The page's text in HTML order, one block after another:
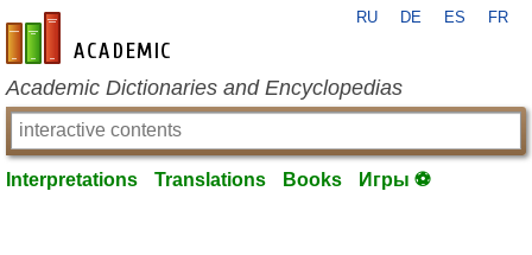
en-academic.com
RU DE ES FR
Academic Dictionaries and Encyclopedias
Interpretations Translations Books Игры ⚽